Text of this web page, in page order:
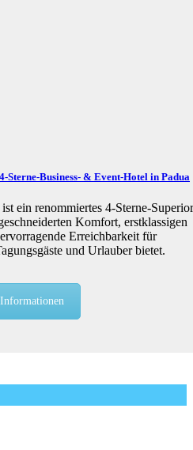
Sterne-Business- & Event-Hotel in Padua
ein renommiertes 4-Sterne-
Komfort, erstklassigen
Erreichbarkeit für
und Urlauber bietet.
Informationen